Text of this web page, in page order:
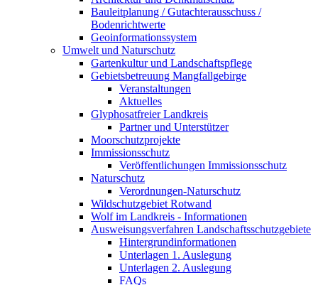
Bauleitplanung / Gutachterausschuss /
Bodenrichtwerte
Geoinformationssystem
Umwelt und Naturschutz
Gartenkultur und Landschaftspflege
Gebietsbetreuung Mangfallgebirge
Veranstaltungen
Aktuelles
Glyphosatfreier Landkreis
Partner und Unterstützer
Moorschutzprojekte
Immissionsschutz
Veröffentlichungen Immissionsschutz
Naturschutz
Verordnungen-Naturschutz
Wildschutzgebiet Rotwand
Wolf im Landkreis - Informationen
Ausweisungsverfahren Landschaftsschutzgebiete
Hintergrundinformationen
Unterlagen 1. Auslegung
Unterlagen 2. Auslegung
FAQs